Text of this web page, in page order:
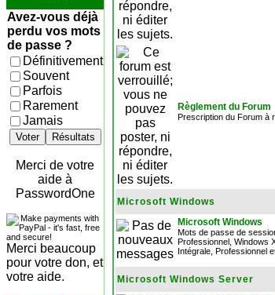
Avez-vous déjà
perdu vos mots
de passe ?
Définitivement
Souvent
Parfois
Rarement
Jamais
Voter Résultats
Merci de votre
aide à
PasswordOne
Merci beaucoup
pour votre don, et
votre aide.
Règlement du Forum
Prescription du Forum à
Microsoft Windows
Microsoft Windows
Mots de passe de
Professionnel, Windows
Intégrale, Professionnel
Microsoft Windows Server